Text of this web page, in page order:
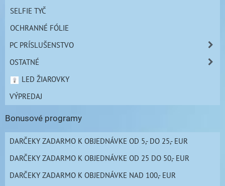
SELFIE TYČ
OCHRANNÉ FÓLIE
PC PRÍSLUŠENSTVO
OSTATNÉ
LED ŽIAROVKY
VÝPREDAJ
Bonusové programy
DARČEKY ZADARMO K OBJEDNÁVKE OD 5,- DO 25,- EUR
DARČEKY ZADARMO K OBJEDNÁVKE OD 25 DO 50,- EUR
DARČEKY ZADARMO K OBJEDNÁVKE NAD 100,- EUR